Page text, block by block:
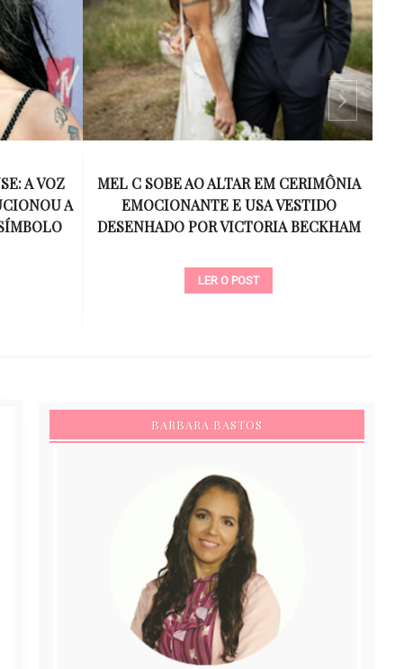
ESPANHA SUPERA A ARGENTINA NA
PRORROGAÇÃO E CONQUISTA O
BICAMPEONATO DA COPA DO MUNDO
BARBARA BASTOS